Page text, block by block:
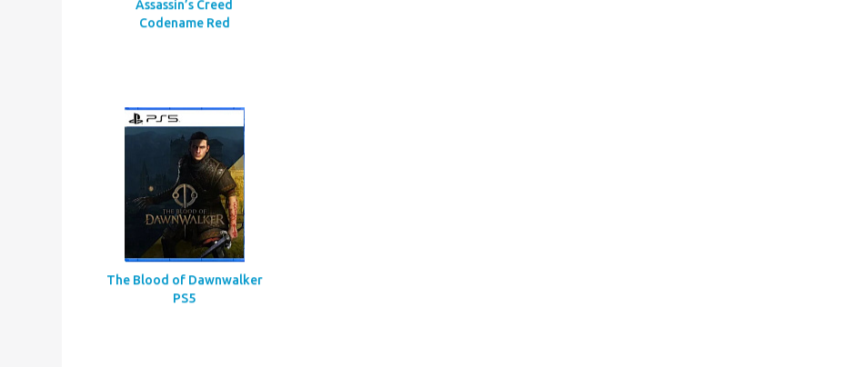
Assassin’s Creed
Codename Red